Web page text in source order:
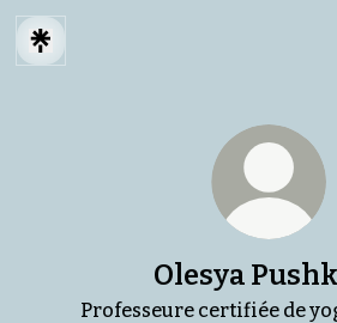
Olesya
Professeure certifiée de